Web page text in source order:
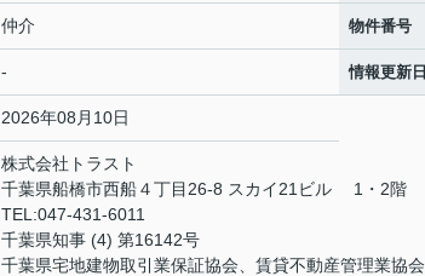
仲介 物件番号
- 情報更新日
2026年08月10日
株式会社トラスト
千葉県船橋市西船４丁目26-8 スカイ21ビル 1・2階
TEL:047-431-6011
千葉県知事 (4) 第16142号
千葉県宅地建物取引業保証協会、賃貸不動産管理業協会